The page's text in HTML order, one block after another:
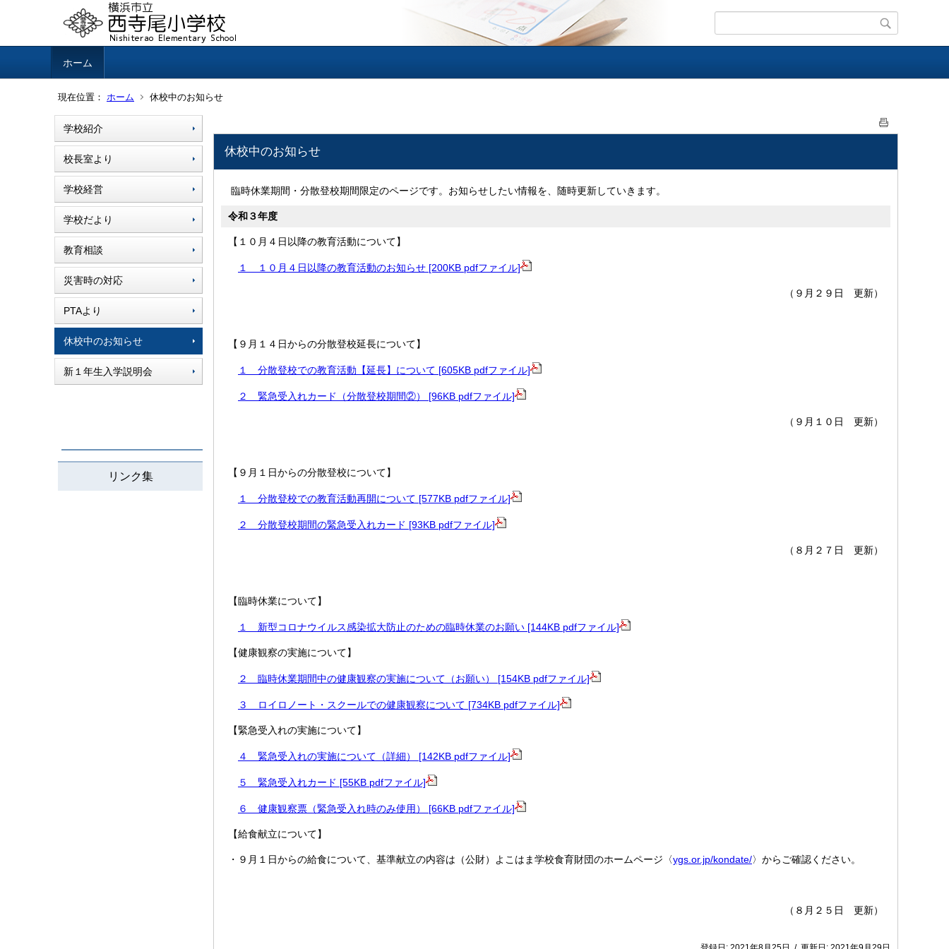
ホーム
現在位置： ホーム 休校中のお知らせ
学校紹介
校長室より
学校経営
学校だより
教育相談
災害時の対応
PTAより
休校中のお知らせ
新１年生入学説明会
リンク集
休校中のお知らせ
臨時休業期間・分散登校期間限定のページです。お知らせしたい情報を、随時更新していきます。
令和３年度
【１０月４日以降の教育活動について】
１ １０月４日以降の教育活動のお知らせ [200KB pdfファイル]
（９月２９日 更新）
【９月１４日からの分散登校延長について】
１ 分散登校での教育活動【延長】について [605KB pdfファイル]
２ 緊急受入れカード（分散登校期間②） [96KB pdfファイル]
（９月１０日 更新）
【９月１日からの分散登校について】
１ 分散登校での教育活動再開について [577KB pdfファイル]
２ 分散登校期間の緊急受入れカード [93KB pdfファイル]
（８月２７日 更新）
【臨時休業について】
１ 新型コロナウイルス感染拡大防止のための臨時休業のお願い [144KB pdfファイル]
【健康観察の実施について】
２ 臨時休業期間中の健康観察の実施について（お願い） [154KB pdfファイル]
３ ロイロノート・スクールでの健康観察について [734KB pdfファイル]
【緊急受入れの実施について】
４ 緊急受入れの実施について（詳細） [142KB pdfファイル]
５ 緊急受入れカード [55KB pdfファイル]
６ 健康観察票（緊急受入れ時のみ使用） [66KB pdfファイル]
【給食献立について】
・９月１日からの給食について、基準献立の内容は（公財）よこはま学校食育財団のホームページ〈ygs.or.jp/kondate/〉からご確認ください。
（８月２５日 更新）